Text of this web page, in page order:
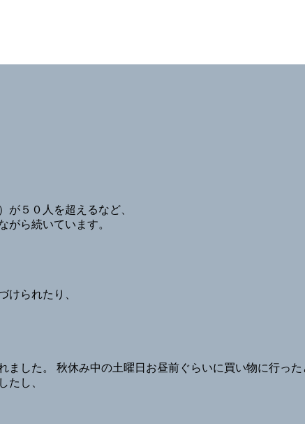
が５０人を超えるなど、
がら続いています。
けられたり、
した。 秋休み中の土曜日お昼前ぐらいに買い物に行っ
たし、